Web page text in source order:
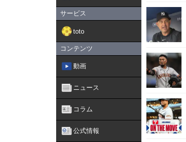
サービス
toto
コンテンツ
動画
ニュース
コラム
公式情報